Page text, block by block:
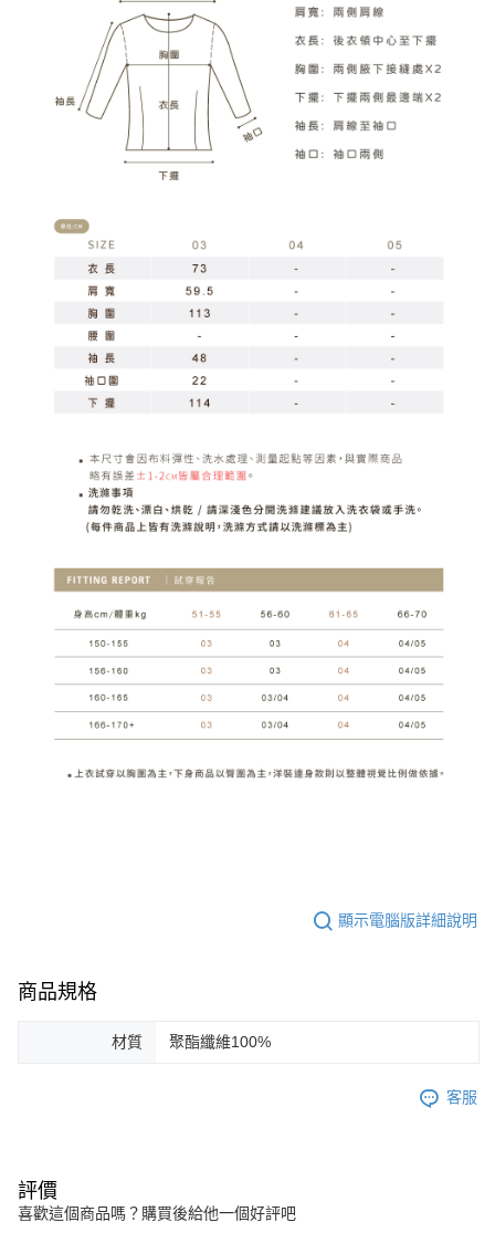
顯示電腦版詳細說明
商品規格
材質 聚酯纖維100%
客服
評價
喜歡這個商品嗎？購買後給他一個好評吧